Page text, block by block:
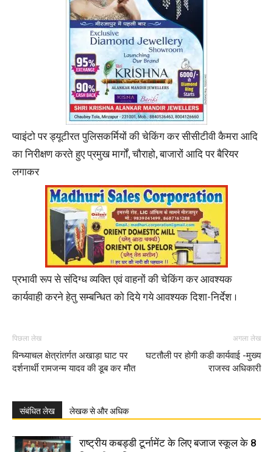
प्वाइंटो पर ड्यूटीरत पुलिसकर्मियों की चेकिंग कर सीसीटीवी कैमरा आदि
का निरीक्षण करते हुए प्रमुख मार्गों, चौराहो, बाजारों आदि पर बैरियर
लगाकर
प्रभावी रूप से संदिग्ध व्यक्ति एवं वाहनों की चेकिंग कर आवश्यक
कार्यवाही करने हेतु सम्बन्धित को दिये गये आवश्यक दिशा-निर्देश ।
पिछला लेख
विन्ध्याचल क्षेत्रांतर्गत अखाड़ा घाट पर
दर्शनार्थी रामजन्म यादव की डूब कर मौत
अगला लेख
घटतौली पर होगी कडी कार्यवाई -मुख्य
राजस्व अधिकारी
संबंधित लेख लेखक से और अधिक
राष्ट्रीय कबड्डी टूर्नामेंट के लिए बजाज स्कूल के 8